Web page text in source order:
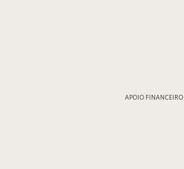
APOIO FINANCEIRO